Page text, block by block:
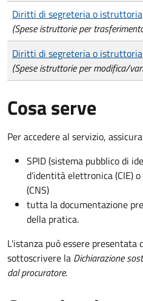
Diritti di segreteria o istruttoria
(Spese istruttorie per
Diritti di segreteria o istruttoria
(Spese istruttorie per modifica/
Cosa serve
Per accedere al servizio,
SPID (sistema pubblico di
d’identità elettronica (CIE)
(CNS)
tutta la documentazione
della pratica.
L'istanza può essere presentata
sottoscrivere la Dichiarazione
dal procuratore.